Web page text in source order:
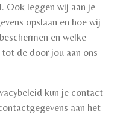
Ook leggen wij aan je
opslaan en hoe wij
en welke
de door jou aan ons
kun je contact
aan het